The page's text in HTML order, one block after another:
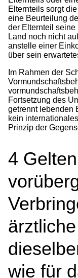
Elternteils sorgt
eine Beurteilung
der Elternteil seine
Land noch nicht
anstelle einer
über sein
Im Rahmen der
Fortsetzung des
getrennt lebenden
kein
Prinzip der
4
wie für